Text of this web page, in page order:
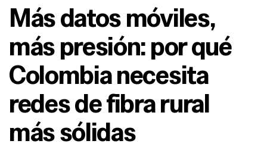
Más datos móviles,
más presión: por qué
Colombia necesita
redes de fibra rural
más sólidas